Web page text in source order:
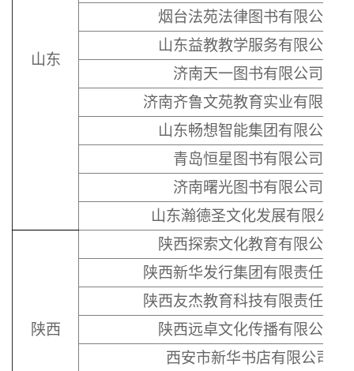
山东
烟台法苑法律图书有限公司
山东益教教学服务有限公司
济南天一图书有限公司
济南齐鲁文苑教育实业有限公司
山东畅想智能集团有限公司
青岛恒星图书有限公司
济南曙光图书有限公司
山东瀚德圣文化发展有限公司
陕西
陕西探索文化教育有限公司
陕西新华发行集团有限责任公司
陕西友杰教育科技有限责任公司
陕西远卓文化传播有限公司
西安市新华书店有限公司